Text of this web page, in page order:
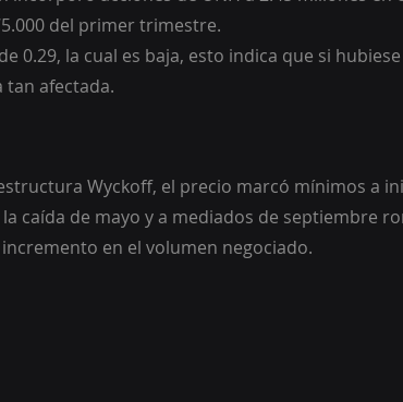
del primer trimestre.
0.29, la cual es baja, esto indica que si
tan afectada.
Wyckoff, el precio marcó mínimos a
caída de mayo y a mediados de septiembre
en el volumen negociado.